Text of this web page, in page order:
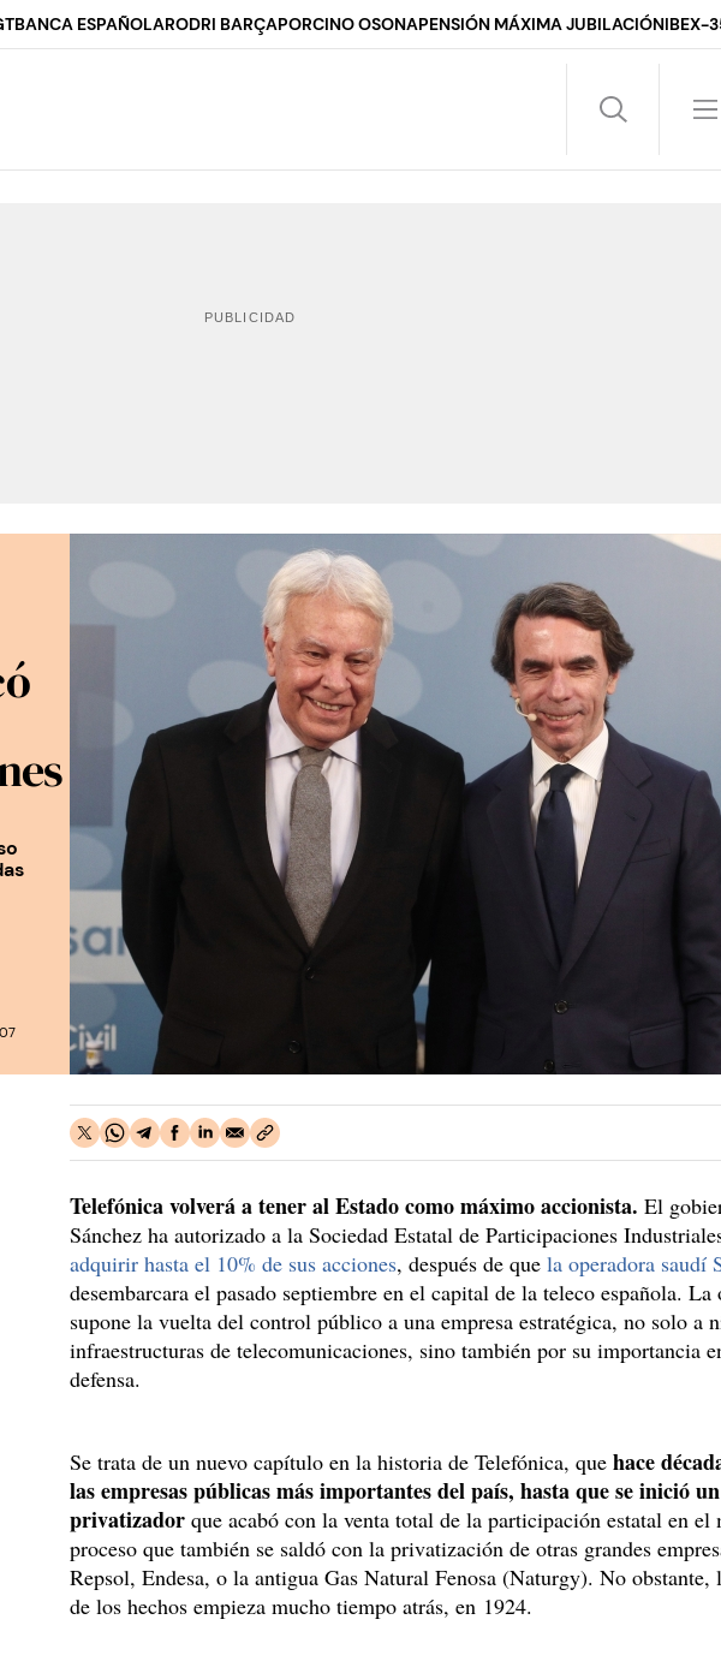
BANCA ESPAÑOLARODRI BARÇAPORCINO OSONAPENSIÓN MÁXIMA JUBILACIÓNIBEX-
Telefónica volverá a tener al Estado como máximo accionista. El
Sánchez ha autorizado a la Sociedad Estatal de Participaciones
adquirir hasta el 10% de sus acciones, después de que la operadora saudí
desembarcara el pasado septiembre en el capital de la teleco española. La
supone la vuelta del control público a una empresa estratégica, no solo a
infraestructuras de telecomunicaciones, sino también por su importancia
defensa.
Se trata de un nuevo capítulo en la historia de Telefónica, que hace
las empresas públicas más importantes del país, hasta que se inició
privatizador que acabó con la venta total de la participación estatal en el
proceso que también se saldó con la privatización de otras grandes
Repsol, Endesa, o la antigua Gas Natural Fenosa (Naturgy). No obstante,
de los hechos empieza mucho tiempo atrás, en 1924.